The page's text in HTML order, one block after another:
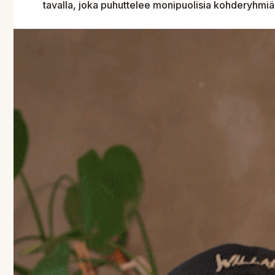
tavalla, joka puhuttelee monipuolisia